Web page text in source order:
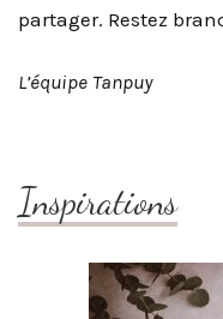
partager. Restez
L’équipe Tanpuy
Inspirations